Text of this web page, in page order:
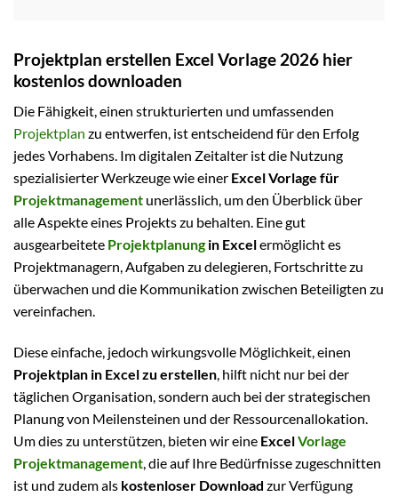
Projektplan erstellen Excel Vorlage 2026 hier
kostenlos downloaden
Die Fähigkeit, einen strukturierten und umfassenden
Projektplan zu entwerfen, ist entscheidend für den Erfolg
jedes Vorhabens. Im digitalen Zeitalter ist die Nutzung
spezialisierter Werkzeuge wie einer Excel Vorlage für
Projektmanagement unerlässlich, um den Überblick über
alle Aspekte eines Projekts zu behalten. Eine gut
ausgearbeitete Projektplanungin Excelermöglicht es
Projektmanagern, Aufgaben zu delegieren, Fortschritte zu
überwachen und die Kommunikation zwischen Beteiligten zu
vereinfachen.
Diese einfache, jedoch wirkungsvolle Möglichkeit, einen
Projektplan in Excel zu erstellen, hilft nicht nur bei der
täglichen Organisation, sondern auch bei der strategischen
Planung von Meilensteinen und der Ressourcenallokation.
Um dies zu unterstützen, bieten wir eine ExcelVorlage
Projektmanagement, die auf Ihre Bedürfnisse zugeschnitten
ist und zudem als kostenloser Download zur Verfügung